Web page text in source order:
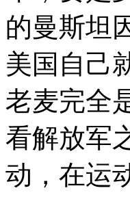
的曼斯坦
美国自己
老麦完全
看解放军
动，在运